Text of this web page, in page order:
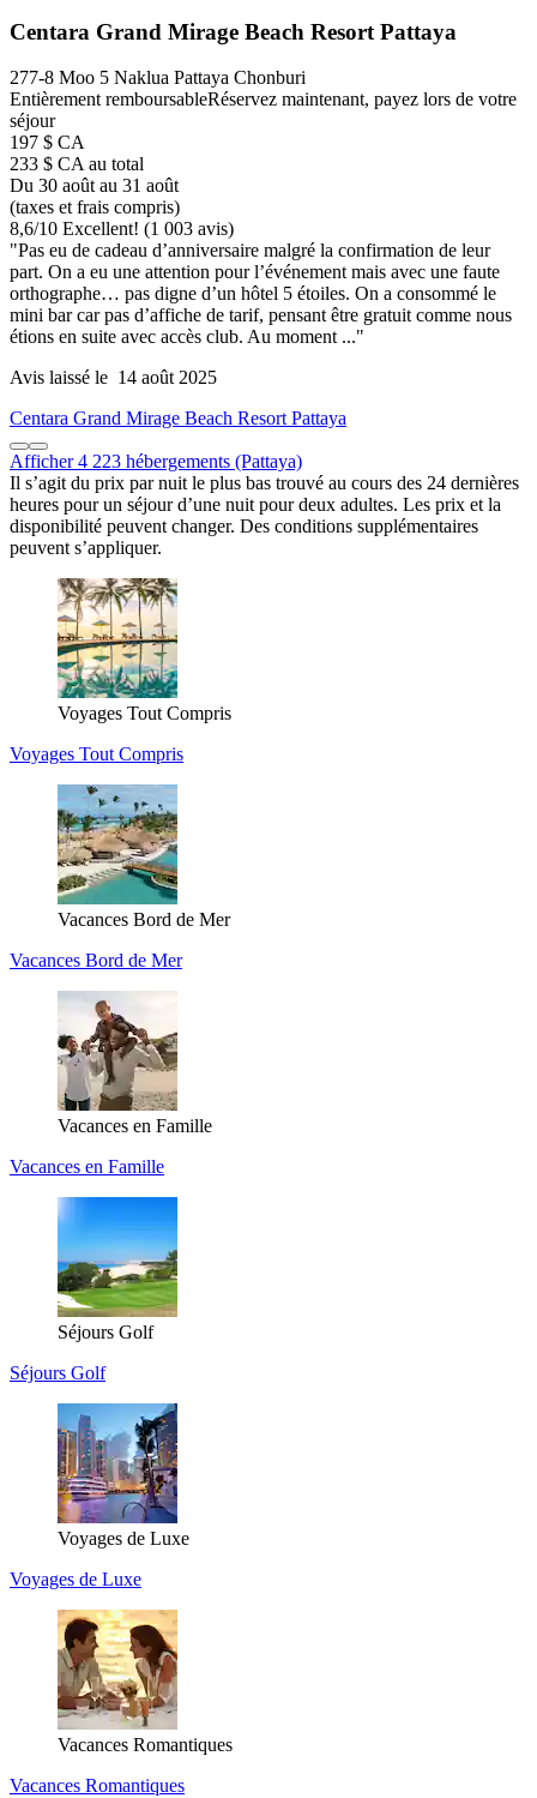
Centara Grand Mirage Beach Resort Pattaya
277-8 Moo 5 Naklua Pattaya Chonburi
Entièrement remboursableRéservez maintenant, payez lors de votre
séjour
197 $ CA
233 $ CA au total
Du 30 août au 31 août
(taxes et frais compris)
8,6/10 Excellent! (1 003 avis)
"Pas eu de cadeau d’anniversaire malgré la confirmation de leur
part. On a eu une attention pour l’événement mais avec une faute
orthographe… pas digne d’un hôtel 5 étoiles. On a consommé le
mini bar car pas d’affiche de tarif, pensant être gratuit comme nous
étions en suite avec accès club. Au moment ..."
Avis laissé le 14 août 2025
Centara Grand Mirage Beach Resort Pattaya
Afficher 4 223 hébergements (Pattaya)
Il s’agit du prix par nuit le plus bas trouvé au cours des 24 dernières
heures pour un séjour d’une nuit pour deux adultes. Les prix et la
disponibilité peuvent changer. Des conditions supplémentaires
peuvent s’appliquer.
Voyages Tout Compris
Voyages Tout Compris
Vacances Bord de Mer
Vacances Bord de Mer
Vacances en Famille
Vacances en Famille
Séjours Golf
Séjours Golf
Voyages de Luxe
Voyages de Luxe
Vacances Romantiques
Vacances Romantiques